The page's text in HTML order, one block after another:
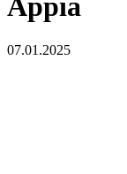
Appia
07.01.2025